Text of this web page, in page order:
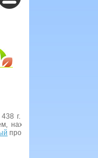
г. как крепссть,
находящийся на пути
проход, ущелье; застава,